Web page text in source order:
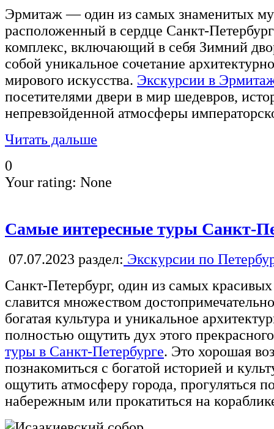
Эрмитаж — один из самых знаменитых
расположенный в сердце Санкт-
комплекс, включающий в себя Зимний
собой уникальное сочетание
мирового искусства. Экскурсии в
посетителями двери в мир шедевров,
непревзойденной атмосферы
Читать дальше
0
Your rating: None
Самые интересные туры Санкт-
07.07.2023 раздел: Экскурсии по
Санкт-Петербург, один из самых
славится множеством
богатая культура и уникальное
полностью ощутить дух этого
туры в Санкт-Петербурге. Это хорошая
познакомиться с богатой историей и
ощутить атмосферу города, прогуляться
набережным или прокатиться на